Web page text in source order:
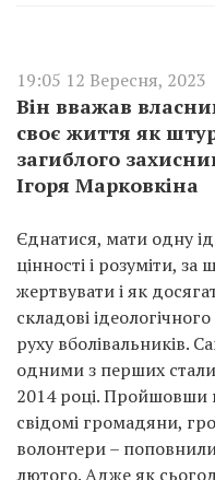
19:05 12 Вересня, 2023
Він вважав
своє життя як
загиблого
Ігоря Марковкіна
Єднатися, мати одну
цінності і розуміти,
жертвувати і як
складові
руху вболівальників.
одними з перших
2014 році. Пройшовши
свідомі громадяни,
волонтери –
лютого. Адже як